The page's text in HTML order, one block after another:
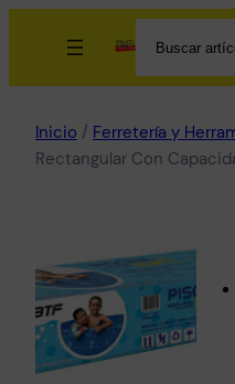
Inicio / Ferretería y
Rectangular Con